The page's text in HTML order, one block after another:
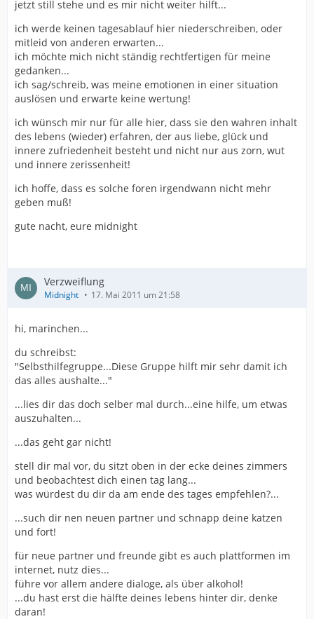
jetzt still stehe und es mir nicht weiter hilft...
ich werde keinen tagesablauf hier niederschreiben, oder
mitleid von anderen erwarten...
ich möchte mich nicht ständig rechtfertigen für meine
gedanken...
ich sag/schreib, was meine emotionen in einer situation
auslösen und erwarte keine wertung!
ich wünsch mir nur für alle hier, dass sie den wahren inhalt
des lebens (wieder) erfahren, der aus liebe, glück und
innere zufriedenheit besteht und nicht nur aus zorn, wut
und innere zerissenheit!
ich hoffe, dass es solche foren irgendwann nicht mehr
geben muß!
gute nacht, eure midnight
Verzweiflung
Midnight 17. Mai 2011 um 21:58
hi, marinchen...
du schreibst:
"Selbsthilfegruppe...Diese Gruppe hilft mir sehr damit ich
das alles aushalte..."
...lies dir das doch selber mal durch...eine hilfe, um etwas
auszuhalten...
...das geht gar nicht!
stell dir mal vor, du sitzt oben in der ecke deines zimmers
und beobachtest dich einen tag lang...
was würdest du dir da am ende des tages empfehlen?...
...such dir nen neuen partner und schnapp deine katzen
und fort!
für neue partner und freunde gibt es auch plattformen im
internet, nutz dies...
führe vor allem andere dialoge, als über alkohol!
...du hast erst die hälfte deines lebens hinter dir, denke
daran!